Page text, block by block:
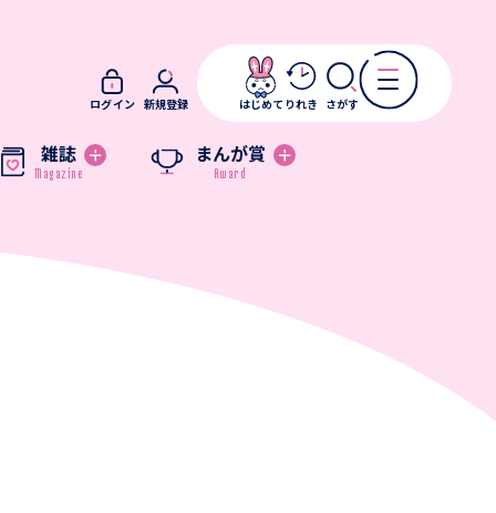
雑誌 まんが賞
ログイン 新規登録 はじめて りれき さがす